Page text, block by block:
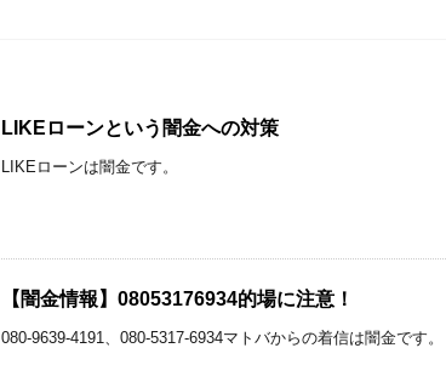
LIKEローンという闇金への対策
LIKEローンは闇金です。
【闇金情報】08053176934的場に注意！
080-9639-4191、080-5317-6934マトバからの着信は闇金です。